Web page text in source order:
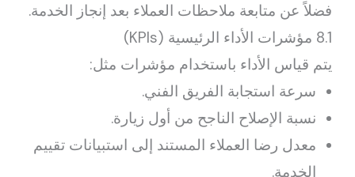
فضلاً عن متابعة ملاحظات العملاء بعد إنجاز الخدمة.
8.1 مؤشرات الأداء الرئيسية (KPIs)
يتم قياس الأداء باستخدام مؤشرات مثل:
سرعة استجابة الفريق الفني.
نسبة الإصلاح الناجح من أول زيارة.
معدل رضا العملاء المستند إلى استبيانات تقييم
الخدمة.